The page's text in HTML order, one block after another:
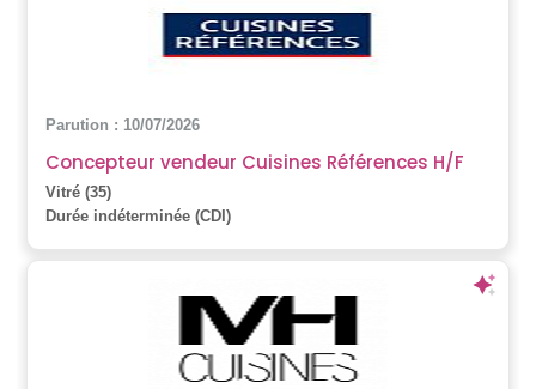
Parution : 10/07/2026
Concepteur vendeur Cuisines Références H/F
Vitré (35)
Durée indéterminée (CDI)